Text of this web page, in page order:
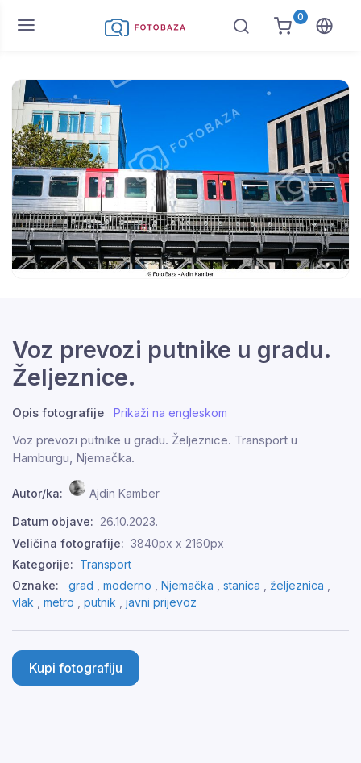
0
Voz prevozi putnike u gradu.
Željeznice.
Opis fotografije Prikaži na engleskom
Voz prevozi putnike u gradu. Željeznice. Transport u
Hamburgu, Njemačka.
Autor/ka: Ajdin Kamber
Datum objave: 26.10.2023.
Veličina fotografije: 3840px x 2160px
Kategorije: Transport
Oznake:
grad moderno Njemačka stanica željeznica
vlak
metro putnik javni prijevoz
Kupi fotografiju